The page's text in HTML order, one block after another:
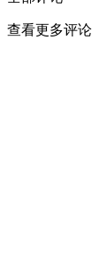
查看更多评论